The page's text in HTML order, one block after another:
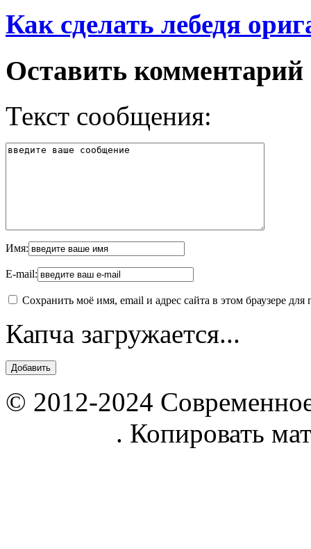
Как сделать лебедя
Оставить комментарий
Текст сообщения:
Имя:
E-mail:
Сохранить моё имя, email и адрес сайта в этом браузере
Капча загружается...
© 2012-2024
. Копировать